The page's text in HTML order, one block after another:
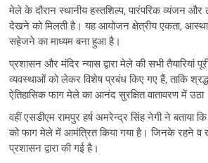
मेले के दौरान स्थानीय हस्तशिल्प, पारंपरिक व्यंजन
देखने को मिलती है। यह आयोजन क्षेत्रीय एकता,
सहेजने का माध्यम बना हुआ है।
प्रशासन और मंदिर न्यास द्वारा मेले की सभी तैयारियां
व्यवस्थाओं को लेकर विशेष प्रबंध किए गए हैं, ताकि
ऐतिहासिक फाग मेले का आनंद सुरक्षित वातावरण में उठा
वहीं एसडीएम रामपुर हर्ष अमरेन्द्र सिंह नेगी ने बताया
को फाग मेले में आमंत्रित किया गया है। जिनके रहने व
प्रशासन द्वारा की गई है।